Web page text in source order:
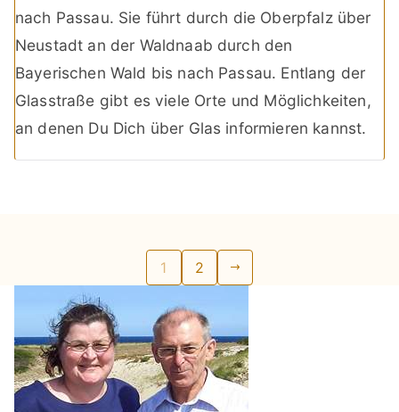
nach Passau. Sie führt durch die Oberpfalz über
Neustadt an der Waldnaab durch den
Bayerischen Wald bis nach Passau. Entlang der
Glasstraße gibt es viele Orte und Möglichkeiten,
an denen Du Dich über Glas informieren kannst.
Seitennummerierung
der
Beiträge
1 2